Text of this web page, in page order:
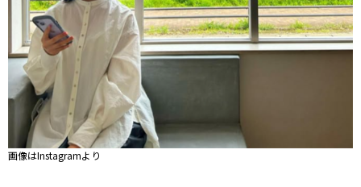
画像はInstagramより